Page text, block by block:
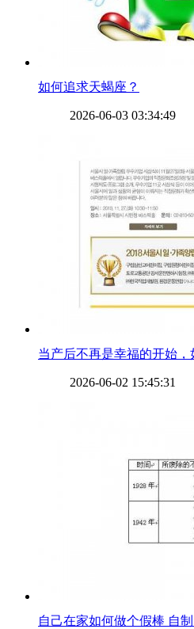
​如何追求天蝎座？
2026-06-03 03:34:49
当产后不再是幸福的开始
2026-06-02 15:45:31
自己在家如何做个假棒 自